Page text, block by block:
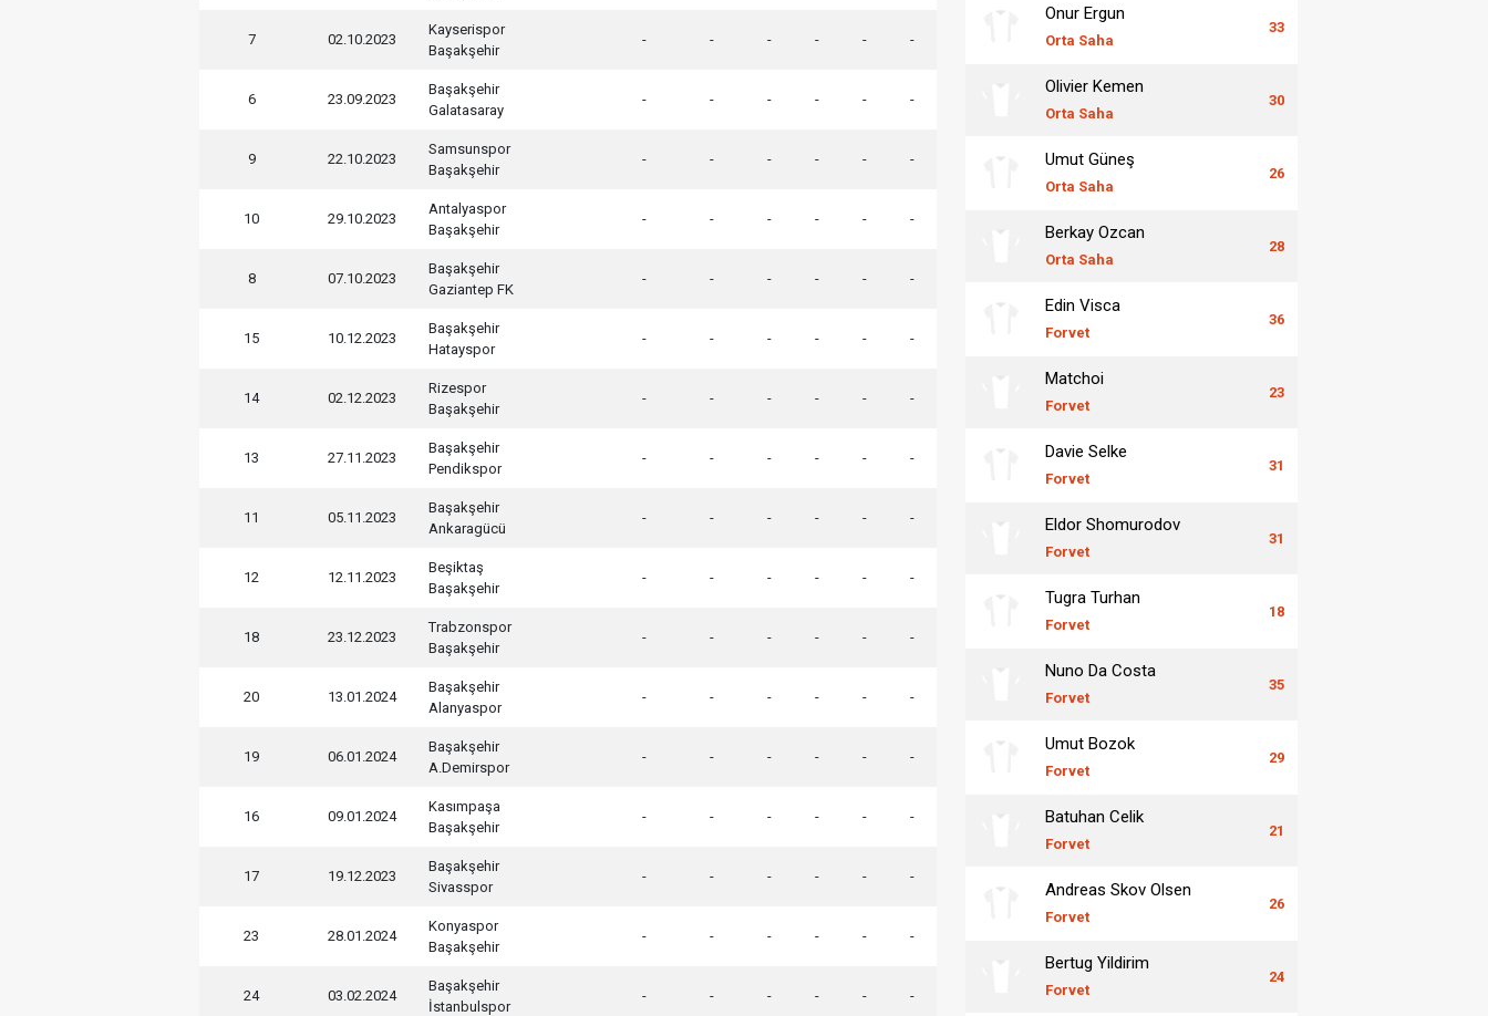
7 02.10.2023
Kayserispor
Başakşehir
- - - - - -
6 23.09.2023
Başakşehir
Galatasaray
- - - - - -
9 22.10.2023
Samsunspor
Başakşehir
- - - - - -
10 29.10.2023
Antalyaspor
Başakşehir
- - - - - -
8 07.10.2023
Başakşehir
Gaziantep FK
- - - - - -
15 10.12.2023
Başakşehir
Hatayspor
- - - - - -
14 02.12.2023
Rizespor
Başakşehir
- - - - - -
13 27.11.2023
Başakşehir
Pendikspor
- - - - - -
11 05.11.2023
Başakşehir
Ankaragücü
- - - - - -
12 12.11.2023
Beşiktaş
Başakşehir
- - - - - -
18 23.12.2023
Trabzonspor
Başakşehir
- - - - - -
20 13.01.2024
Başakşehir
Alanyaspor
- - - - - -
19 06.01.2024
Başakşehir
A.Demirspor
- - - - - -
16 09.01.2024
Kasımpaşa
Başakşehir
- - - - - -
17 19.12.2023
Başakşehir
Sivasspor
- - - - - -
23 28.01.2024
Konyaspor
Başakşehir
- - - - - -
24 03.02.2024
Başakşehir
İstanbulspor
- - - - - -
Onur Ergun
Orta Saha
33
Olivier Kemen
Orta Saha
30
Umut Güneş
Orta Saha
26
Berkay Ozcan
Orta Saha
28
Edin Visca
Forvet
36
Matchoi
Forvet
23
Davie Selke
Forvet
31
Eldor Shomurodov
Forvet
31
Tugra Turhan
Forvet
18
Nuno Da Costa
Forvet
35
Umut Bozok
Forvet
29
Batuhan Celik
Forvet
21
Andreas Skov Olsen
Forvet
26
Bertug Yildirim
Forvet
24